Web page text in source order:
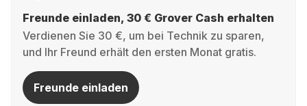
Freunde einladen, 30 € Grover Cash erhalten
Verdienen Sie 30 €, um bei Technik zu sparen,
und Ihr Freund erhält den ersten Monat gratis.
Freunde einladen